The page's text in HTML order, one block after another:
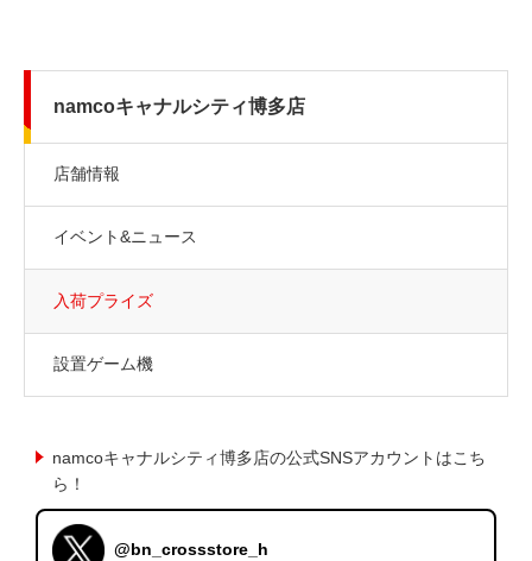
namcoキャナルシティ博多店
店舗情報
イベント&ニュース
入荷プライズ
設置ゲーム機
namcoキャナルシティ博多店の公式SNSアカウントはこち
ら！
@bn_crossstore_h